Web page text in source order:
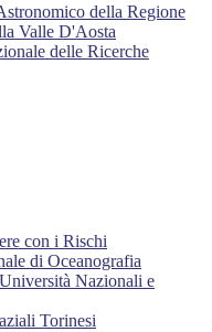
della Regione
Valle D'Aosta
delle Ricerche
con i Rischi
di Oceanografia
Nazionali e
Torinesi